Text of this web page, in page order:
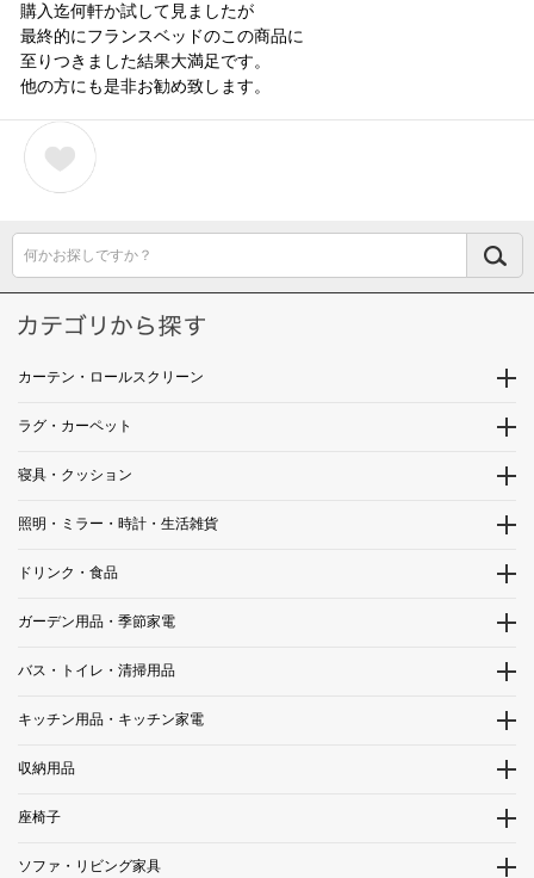
購入迄何軒か試して見ましたが
最終的にフランスベッドのこの商品に
至りつきました結果大満足です。
他の方にも是非お勧め致します。
何かお探しですか？
カーテン・ロールスクリーン
ラグ・カーペット
寝具・クッション
照明・ミラー・時計・生活雑貨
ドリンク・食品
ガーデン用品・季節家電
バス・トイレ・清掃用品
キッチン用品・キッチン家電
収納用品
座椅子
ソファ・リビング家具